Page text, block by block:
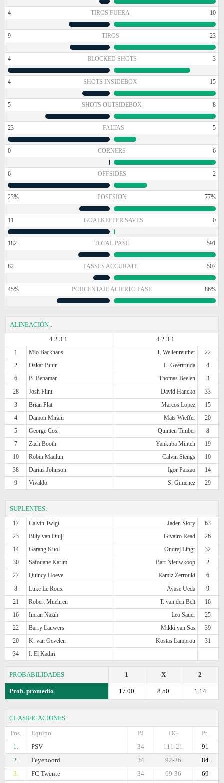
4 TIROS FUERA 10
9 TIROS 23
4 BLOCKED SHOTS 3
4 SHOTS INSIDEBOX 15
5 SHOTS OUTSIDEBOX 8
23 FALTAS 5
0 CÓRNERS 6
6 OFFSIDES 2
23% POSESIÓN 77%
11 GOALKEEPER SAVES 0
182 TOTAL PASE 591
82 PASSES ACCURATE 507
45% PORCENTAJE ACIERTO PASE 86%
ALINEACIÓN :
4-2-3-1
4-2-3-1
1
Mio Backhaus T. Wellenreuther
22
2
Oskar Buur L. Geertruida
4
6
B. Benamar Thomas Beelen
3
28
Josh Flint David Hancko
33
3
Brian Plat Marcos Lopez
15
4
Damon Mirani Mats Wieffer
20
5
George Cox Quinten Timber
8
7
Zach Booth Yankuba Minteh
19
10
Robin Maulun Calvin Stengs
10
38
Darius Johnson Igor Paixao
14
9
Vivaldo S. Gimenez 29
SUPLENTES:
17 Calvin Twigt Jaden Slory
63
23
Billy van Duijl Givairo Read
26
14
Garang Kuol Ondrej Lingr
32
30
Safouane Karim Bart Nieuwkoop
2
27
Quincy Hoeve Ramiz Zerrouki
6
8
Luke Le Roux Ayase Ueda
9
21
Robert Muehren T. van den Belt
16
16
Imran Nazih Leo Sauer
25
22
Barry Lauwers Mikki van Sas
39
20
K. van Oevelen Kostas Lamprou
31
34
I. El Kadiri
PROBABILIDADES 2
X
1
Prob. promedio 1.14
8.50
17.00
CLASIFICACIONES
Pos.
Equipo Pt.
DG
PJ
1.
PSV 91
111-21
34
2.
Feyenoord 84
92-26
34
3.
FC Twente 69
69-36
34